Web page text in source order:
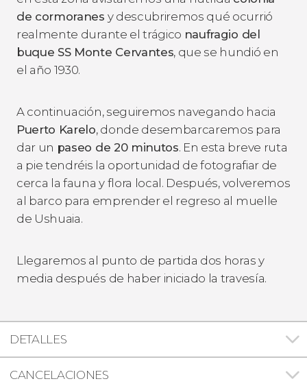
de cormoranes y descubriremos qué ocurrió
realmente durante el trágico naufragio del
buque SS Monte Cervantes, que se hundió en
el año 1930.
A continuación, seguiremos navegando hacia
Puerto Karelo, donde desembarcaremos para
dar un paseo de 20 minutos. En esta breve ruta
a pie tendréis la oportunidad de fotografiar de
cerca la fauna y flora local. Después, volveremos
al barco para emprender el regreso al muelle
de Ushuaia.
Llegaremos al punto de partida dos horas y
media después de haber iniciado la travesía.
DETALLES
CANCELACIONES